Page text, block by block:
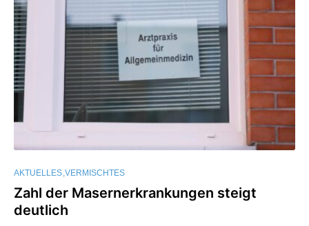
AKTUELLES VERMISCHTES
Zahl der Masernerkrankungen steigt
deutlich